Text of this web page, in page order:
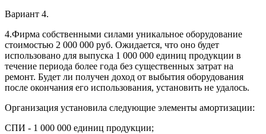
Вариант 4.
4.Фирма собственными силами уникальное оборудование
стоимостью 2 000 000 руб. Ожидается, что оно будет
использовано для выпуска 1 000 000 единиц продукции в
течение периода более года без существенных затрат на
ремонт. Будет ли получен доход от выбытия оборудования
после окончания его использования, установить не удалось.
Организация установила следующие элементы амортизации:
СПИ - 1 000 000 единиц продукции;